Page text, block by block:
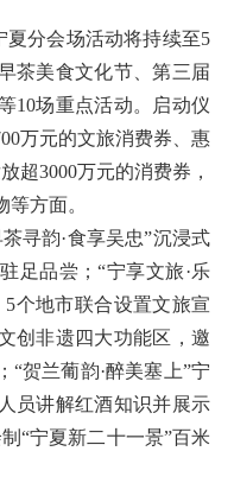
分会场活动将持续至5
茶美食文化节、第三届
10场重点活动。启动仪
万元的文旅消费券、惠
超3000万元的消费券，
方面。
韵·食享吴忠”沉浸式
足品尝；“宁享文旅·乐
个地市联合设置文旅宣
创非遗四大功能区，邀
“贺兰葡韵·醉美塞上”宁
员讲解红酒知识并展示
“宁夏新二十一景”百米